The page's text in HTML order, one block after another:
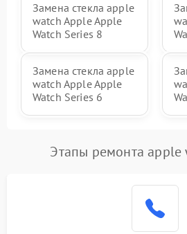
Замена стекла apple
watch Apple Apple
Watch Series 8
Замена стекла apple
watch Apple Apple
Watch Series 6
Этапы ремонта apple